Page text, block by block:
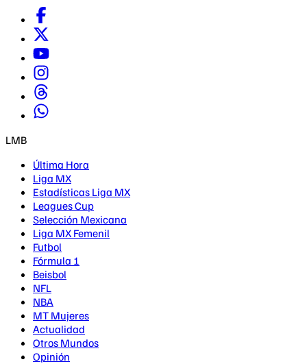
LMB
Última Hora
Liga MX
Estadísticas Liga MX
Leagues Cup
Selección Mexicana
Liga MX Femenil
Futbol
Fórmula 1
Beisbol
NFL
NBA
MT Mujeres
Actualidad
Otros Mundos
Opinión